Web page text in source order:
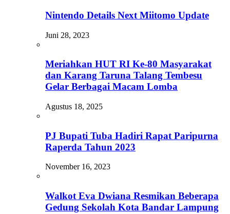
Nintendo Details Next Miitomo Update
Juni 28, 2023
Meriahkan HUT RI Ke-80 Masyarakat
dan Karang Taruna Talang Tembesu
Gelar Berbagai Macam Lomba
Agustus 18, 2025
PJ Bupati Tuba Hadiri Rapat Paripurna
Raperda Tahun 2023
November 16, 2023
Walkot Eva Dwiana Resmikan Beberapa
Gedung Sekolah Kota Bandar Lampung